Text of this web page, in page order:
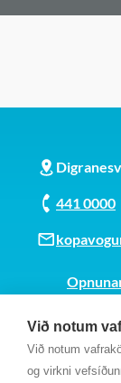
Við notum
Við notum
og virkni
441 0000
Kt.